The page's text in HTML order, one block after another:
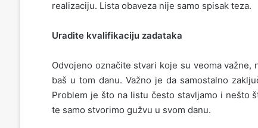
realizaciju. Lista obaveza nije samo spisak teza.
Uradite kvalifikaciju zadataka
Odvojeno označite stvari koje su veoma
baš u tom danu. Važno je da samostalno
Problem je što na listu često stavljamo i nešto
te samo stvorimo gužvu u svom danu.